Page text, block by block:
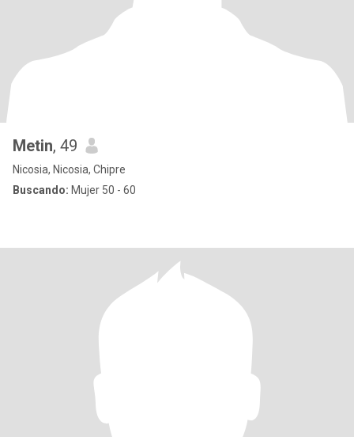
Metin, 49
Nicosia, Nicosia, Chipre
Buscando: Mujer 50 - 60